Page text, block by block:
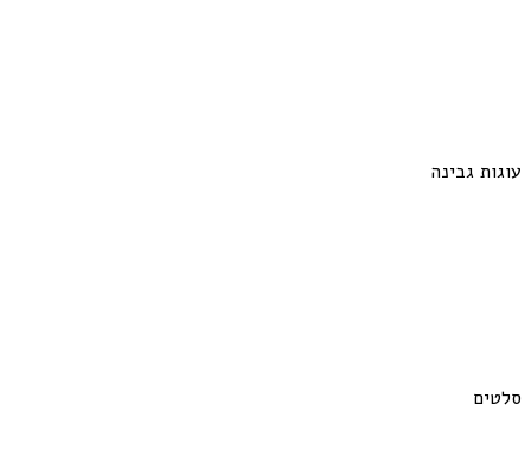
עוגות גבינה
סלטים